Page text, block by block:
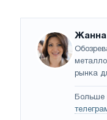
рынка
Больше